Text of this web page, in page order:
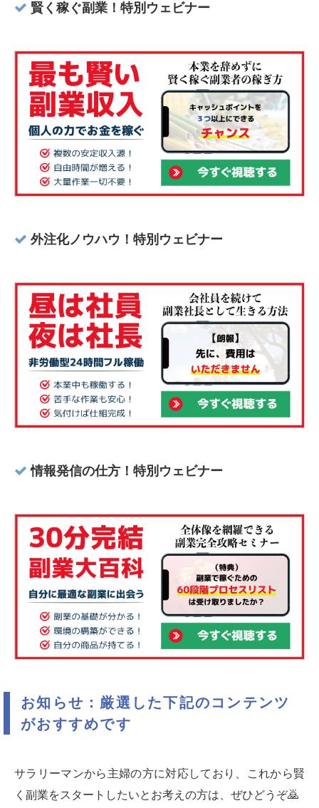
賢く稼ぐ副業！特別ウェビナー
外注化ノウハウ！特別ウェビナー
情報発信の仕方！特別ウェビナー
お知らせ：厳選した下記のコンテンツ
がおすすめです
サラリーマンから主婦の方に対応しており、これから賢
く副業をスタートしたいとお考えの方は、ぜひどうぞ🙇‍